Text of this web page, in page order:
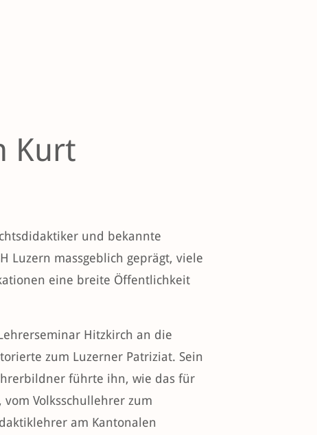
Kurt
und bekannte
Luzern massgeblich geprägt, viele
eine breite Öffentlichkeit
Hitzkirch an die
zum Luzerner Patriziat. Sein
führte ihn, wie das für
Volksschullehrer zum
am Kantonalen